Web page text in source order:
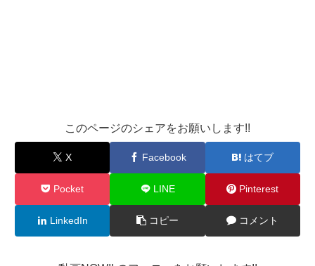
このページのシェアをお願いします!!
X Facebook はてブ
Pocket LINE Pinterest
LinkedIn コピー コメント